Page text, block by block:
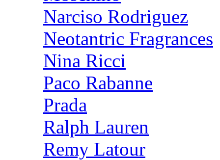
Narciso Rodriguez
Neotantric Fragrances
Nina Ricci
Paco Rabanne
Prada
Ralph Lauren
Remy Latour